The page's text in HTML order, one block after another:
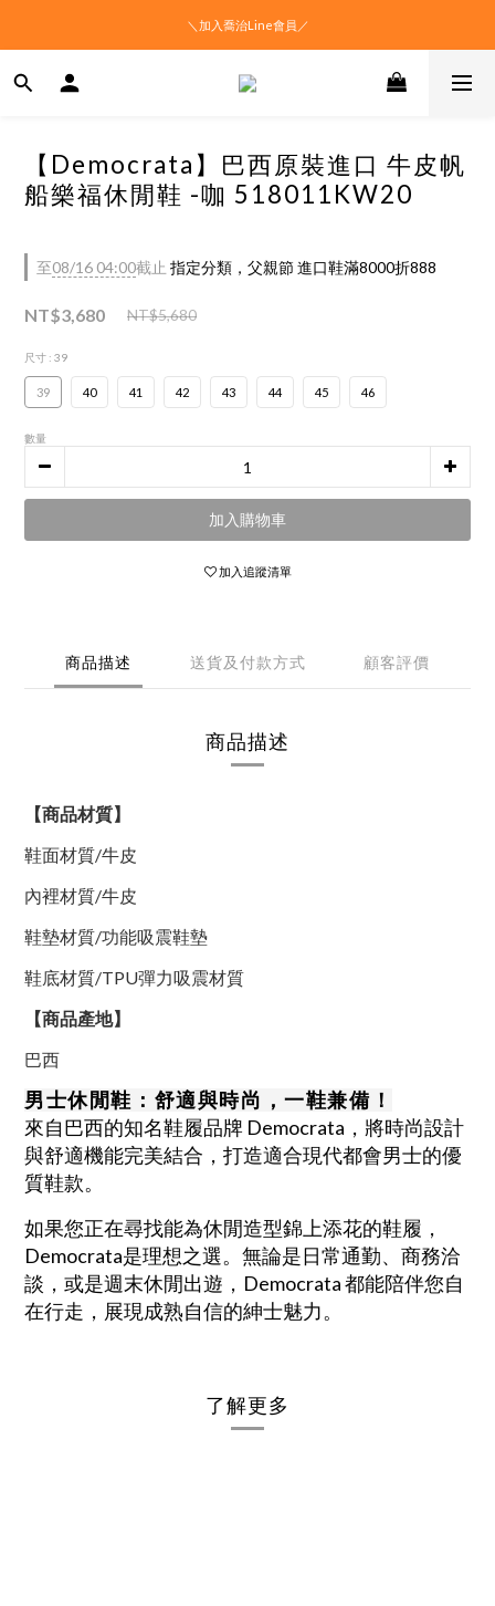
＼加入喬治Line會員／
【Democrata】巴西原裝進口 牛皮帆
船樂福休閒鞋 -咖 518011KW20
至08/16 04:00截止 指定分類，父親節 進口鞋滿8000折888
NT$3,680 NT$5,680
尺寸 : 39
39 40 41 42 43 44 45 46
數量
加入購物車
加入追蹤清單
商品描述 送貨及付款方式 顧客評價
商品描述
【商品材質】
鞋面材質/牛皮
內裡材質/牛皮
鞋墊材質/功能吸震鞋墊
鞋底材質/TPU彈力吸震材質
【商品產地】
巴西
男士休閒鞋：舒適與時尚，一鞋兼備！
來自巴西的知名鞋履品牌 Democrata，將時尚設計
與舒適機能完美結合，打造適合現代都會男士的優
質鞋款。
如果您正在尋找能為休閒造型錦上添花的鞋履，
Democrata是理想之選。 無論是日常通勤、商務洽
談，或是週末休閒出遊，Democrata 都能陪伴您自
在行走，展現成熟自信的紳士魅力。
了解更多